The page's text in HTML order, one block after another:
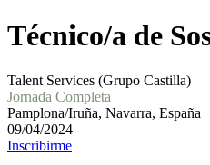
Técnico/a de
Talent Services (Grupo Castilla)
Jornada Completa
Pamplona/Iruña, Navarra, España
09/04/2024
Inscribirme